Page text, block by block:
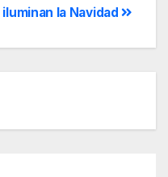
iluminan la Navidad